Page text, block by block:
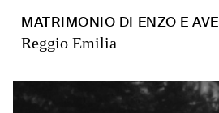
MATRIMONIO DI ENZO E AVE
Reggio Emilia